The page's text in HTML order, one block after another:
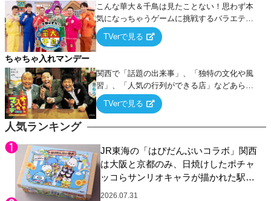
人気ランキング
JR東海の「はぴだんぶいコラボ」関西
は大阪と京都のみ、日焼けしたポチャ
ッコらサンリオキャラが描かれた駅弁
やグッズが登場
2026.07.31
こんな華大＆千鳥は見たことない！思わず本
気になっちゃうゲームに挑戦するバラエティ
ー！
TVerで見る
ちゃちゃ入れマンデー
関西で「話題の出来事」、「独特の文化や風
習」、「人気の行列ができる店」などあらゆ
るテーマについて好き放題にちゃちゃを入れ
ていく関西色を前面に押し出したトークバラ
TVerで見る